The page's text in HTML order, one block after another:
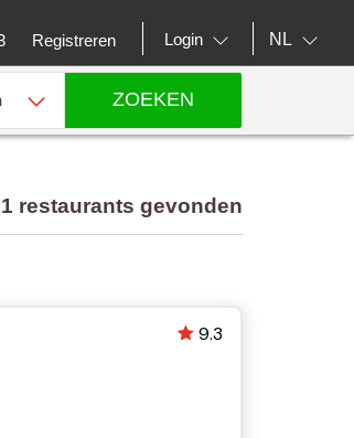
Registreren Login NL
ZOEKEN
restaurants gevonden
9.3